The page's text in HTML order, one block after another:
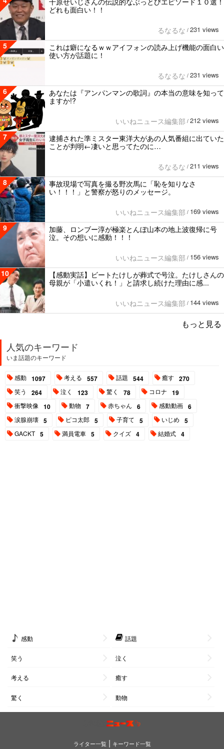
どれも面白い！！
るなるな / 231 views
5
これは癖になるｗｗアイフォンの読み上げ機能の面白い
使い方が話題に！
るなるな / 231 views
6
あなたは『アンパンマンの歌詞』の本当の意味を知って
ますか!?
いいねニュース編集部 / 212 views
7
逮捕された準ミスター東洋大があの人気番組に出ていた
ことが判明←凄いと思ってたのに…
るなるな / 211 views
8
事故現場で写真を撮る野次馬に「恥を知りなさ
い！！！」と警察が怒りのメッセージ。
いいねニュース編集部 / 169 views
9
加藤、ロンブー淳が極楽とんぼ山本の地上波復帰に号
泣。その想いに感動！！！
いいねニュース編集部 / 156 views
10
【感動実話】ビートたけしが葬式で号泣。たけしさんの
母親が「小遣いくれ！」と請求し続けた理由に感...
いいねニュース編集部 / 144 views
もっと見る
人気のキーワード
いま話題のキーワード
感動 1097 考える 557 話題 544 癒す 270
笑う 264 泣く 123 驚く 78 コロナ 19
衝撃映像 10 動物 7 赤ちゃん 6 感動動画 6
涙腺崩壊 5 ピコ太郎 5 子育て 5 いじめ 5
GACKT 5 満員電車 5 クイズ 4 結婚式 4
感動 話題
笑う 泣く
考える 癒す
驚く 動物
ライター一覧| キーワード一覧